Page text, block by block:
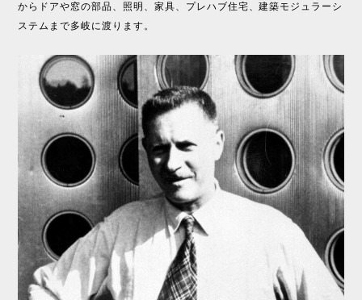
からドアや窓の部品、照明、家具、プレハブ住宅、建築モジュラーシ
ステムまで多岐に渡ります。